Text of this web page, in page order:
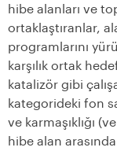
hibe alanları ve
ortaklaştıranlar,
programlarını
karşılık ortak
katalizör gibi
kategorideki fon
ve karmaşıklığı
hibe alan